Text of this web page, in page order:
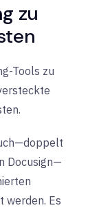
zu
Tools zu
Docusign—
werden. Es